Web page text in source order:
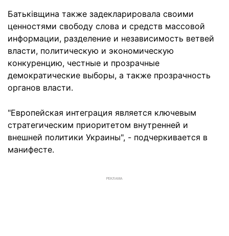
Батьківщина также задекларировала своими
ценностями свободу слова и средств массовой
информации, разделение и независимость ветвей
власти, политическую и экономическую
конкуренцию, честные и прозрачные
демократические выборы, а также прозрачность
органов власти.
"Европейская интеграция является ключевым
стратегическим приоритетом внутренней и
внешней политики Украины", - подчеркивается в
манифесте.
РЕКЛАМА